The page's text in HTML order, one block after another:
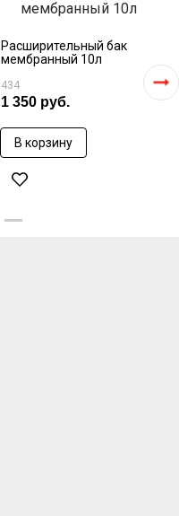
Расширительный бак
мембранный 10л
434
1 350 руб.
В корзину